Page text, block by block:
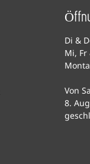
Di &
Mi, Fr
Von
8.